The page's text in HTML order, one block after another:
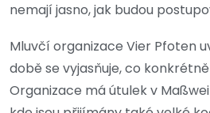
nemají jasno, jak budou
Mluvčí organizace Vier Pfoten
době se vyjasňuje, co
Organizace má útulek v